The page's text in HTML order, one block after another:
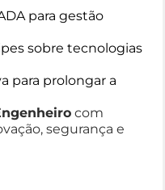
para gestão
sobre tecnologias
para prolongar a
com
segurança e